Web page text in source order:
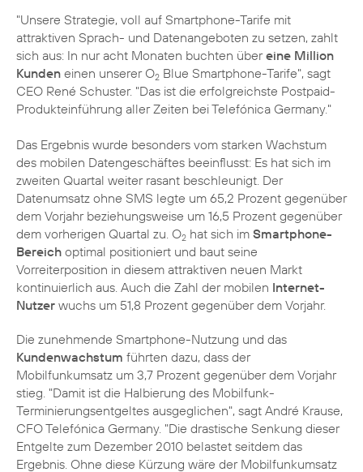
"Unsere Strategie, voll auf Smartphone-Tarife mit
attraktiven Sprach- und Datenangeboten zu setzen, zahlt
sich aus: In nur acht Monaten buchten übereine Million
Kunden einen unserer O2 Blue Smartphone-Tarife", sagt
CEO René Schuster. "Das ist die erfolgreichste Postpaid-
Produkteinführung aller Zeiten bei Telefónica Germany."
Das Ergebnis wurde besonders vom starken Wachstum
des mobilen Datengeschäftes beeinflusst: Es hat sich im
zweiten Quartal weiter rasant beschleunigt. Der
Datenumsatz ohne SMS legte um 65,2 Prozent gegenüber
dem Vorjahr beziehungsweise um 16,5 Prozent gegenüber
dem vorherigen Quartal zu. O2 hat sich im Smartphone-
Bereich optimal positioniert und baut seine
Vorreiterposition in diesem attraktiven neuen Markt
kontinuierlich aus. Auch die Zahl der mobilen Internet-
Nutzer wuchs um 51,8 Prozent gegenüber dem Vorjahr.
Die zunehmende Smartphone-Nutzung und das
Kundenwachstum führten dazu, dass der
Mobilfunkumsatz um 3,7 Prozent gegenüber dem Vorjahr
stieg. "Damit ist die Halbierung des Mobilfunk-
Terminierungsentgeltes ausgeglichen", sagt André Krause,
CFO Telefónica Germany. "Die drastische Senkung dieser
Entgelte zum Dezember 2010 belastet seitdem das
Ergebnis. Ohne diese Kürzung wäre der Mobilfunkumsatz